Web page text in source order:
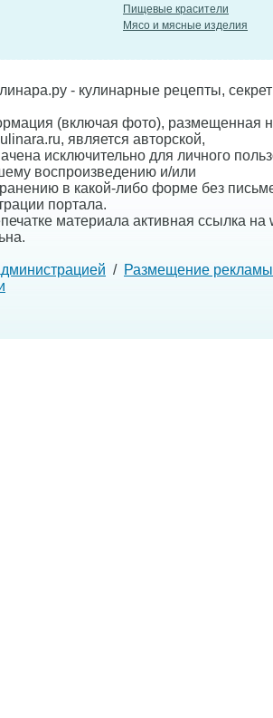
Пищевые красители
Мясо и мясные изделия
- кулинарные рецепты,
(включая фото), размещенная
является авторской,
исключительно для личного
воспроизведению и/или
в какой-либо форме без
портала.
материала активная ссылка на
/ Размещение рекламы